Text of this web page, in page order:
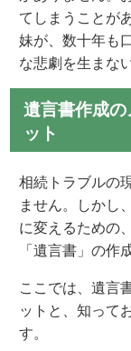
てしまうことが
妹が、数十年も
な悲劇を生まな
遺言書作成
ット
相続トラブルの
ません。しかし
に変えるための
「遺言書」の作
ここでは、遺言
ットと、知って
す。